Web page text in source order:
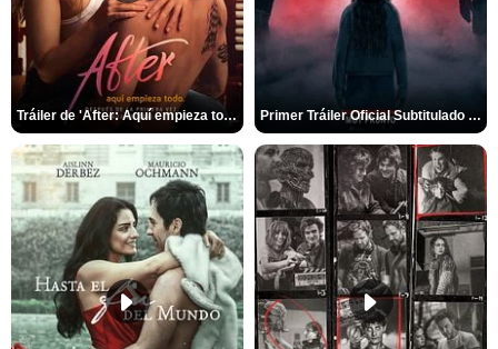
Tráiler de 'After: Aquí empieza todo' Primer Tráiler Oficial Subtitulado de 'La Noche Del Demonio: Están Entre Nosotros'